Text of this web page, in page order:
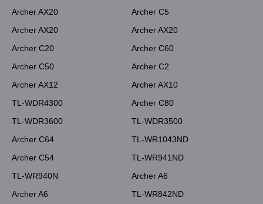
Archer AX20
Archer C5
Archer AX20
Archer AX20
Archer C20
Archer C60
Archer C50
Archer C2
Archer AX12
Archer AX10
TL-WDR4300
Archer C80
TL-WDR3600
TL-WDR3500
Archer C64
TL-WR1043ND
Archer C54
TL-WR941ND
TL-WR940N
Archer A6
Archer A6
TL-WR842ND